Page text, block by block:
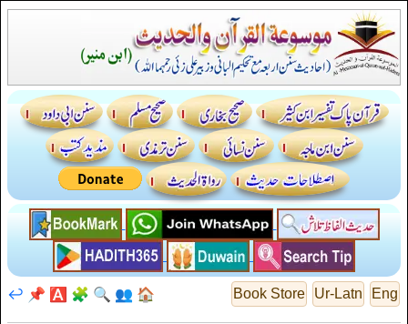
Eng
Ur-Latn
Book Store
🏠
👥
🔍
🧩
🅰️
📌
↩️